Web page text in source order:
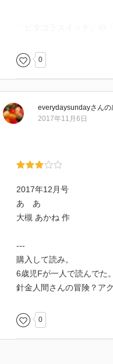
0
everydaysundayさんの
2017年11月6日
2017年12月号
あ あ
大槻 あかね 作
---
購入して読み。
6歳児Fが一人で読んでた。
針金人間さんの冒険？ア
0